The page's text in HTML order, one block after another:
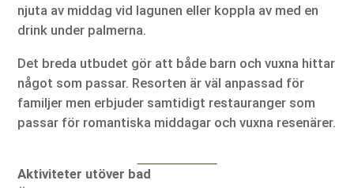
njuta av middag vid lagunen eller koppla av med en
drink under palmerna.
Det breda utbudet gör att både barn och vuxna hittar
något som passar. Resorten är väl anpassad för
familjer men erbjuder samtidigt restauranger som
passar för romantiska middagar och vuxna resenärer.
Aktiviteter utöver bad